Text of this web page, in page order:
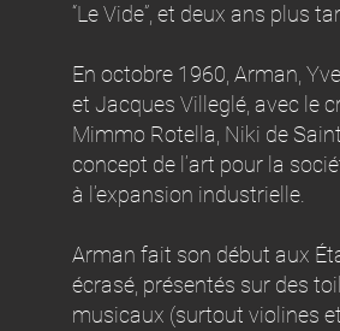
“Le Vide”, et deux ans plus
En octobre 1960, Arman,
et Jacques Villeglé, avec le
Mimmo Rotella, Niki de
concept de l’art pour la
à l’expansion industrielle.
Arman fait son début aux
écrasé, présentés sur des
musicaux (surtout violines